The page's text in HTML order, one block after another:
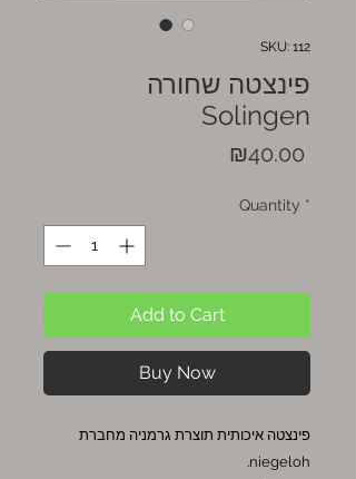
SKU: 112
פינצטה שחורה
Solingen
₪40.00
Quantity *
Add to Cart
Buy Now
פינצטה איכותית תוצרת גרמניה מחברת
niegeloh.